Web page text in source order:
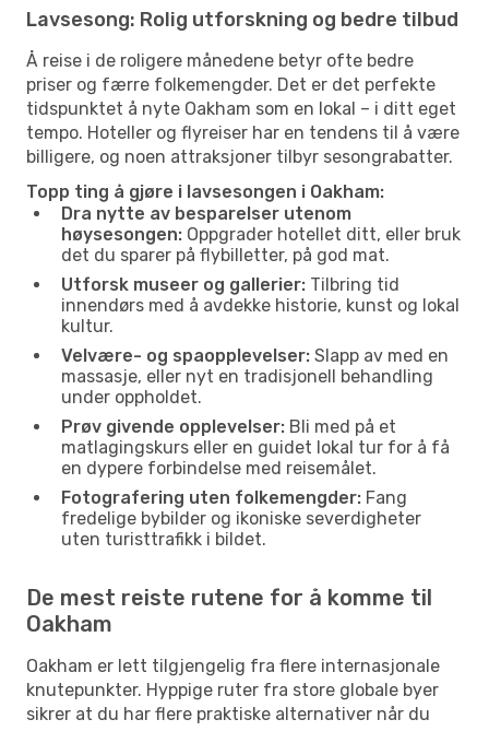
Lavsesong: Rolig utforskning og bedre tilbud
Å reise i de roligere månedene betyr ofte bedre
priser og færre folkemengder. Det er det perfekte
tidspunktet å nyte Oakham som en lokal – i ditt eget
tempo. Hoteller og flyreiser har en tendens til å være
billigere, og noen attraksjoner tilbyr sesongrabatter.
Topp ting å gjøre i lavsesongen i Oakham:
Dra nytte av besparelser utenom
høysesongen: Oppgrader hotellet ditt, eller bruk
det du sparer på flybilletter, på god mat.
Utforsk museer og gallerier: Tilbring tid
innendørs med å avdekke historie, kunst og lokal
kultur.
Velvære- og spaopplevelser: Slapp av med en
massasje, eller nyt en tradisjonell behandling
under oppholdet.
Prøv givende opplevelser: Bli med på et
matlagingskurs eller en guidet lokal tur for å få
en dypere forbindelse med reisemålet.
Fotografering uten folkemengder: Fang
fredelige bybilder og ikoniske severdigheter
uten turisttrafikk i bildet.
De mest reiste rutene for å komme til
Oakham
Oakham er lett tilgjengelig fra flere internasjonale
knutepunkter. Hyppige ruter fra store globale byer
sikrer at du har flere praktiske alternativer når du